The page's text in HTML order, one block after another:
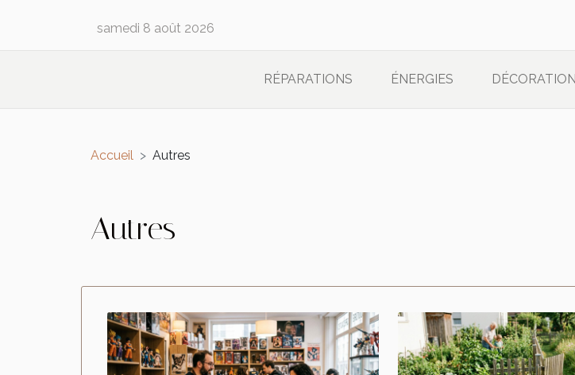
samedi 8 août 2026
RÉPARATIONS ÉNERGIES DÉCORATION
Accueil Autres
Autres